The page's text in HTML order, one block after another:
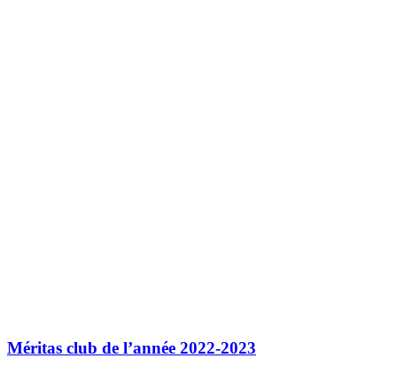
Méritas club de l’année 2022-2023